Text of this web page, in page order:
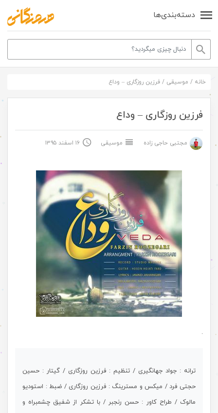
دسته‌بندی‌ها
خانه / موسیقی / فرزین روزگاری – وداع
فرزین روزگاری – وداع
مجتبی حاجی زاده موسیقی ۱۶ اسفند ۱۳۹۵
.
ترانه : جواد جهانگیری / تنظیم : فرزین روزگاری / گیتار : حسین
حجتی فرد / میکس و مسترینگ : فرزین روزگاری / ضبط : استودیو
مالوک / طراح کاور : حسن رنجبر / با تشکر از شفیق چشمبراه و